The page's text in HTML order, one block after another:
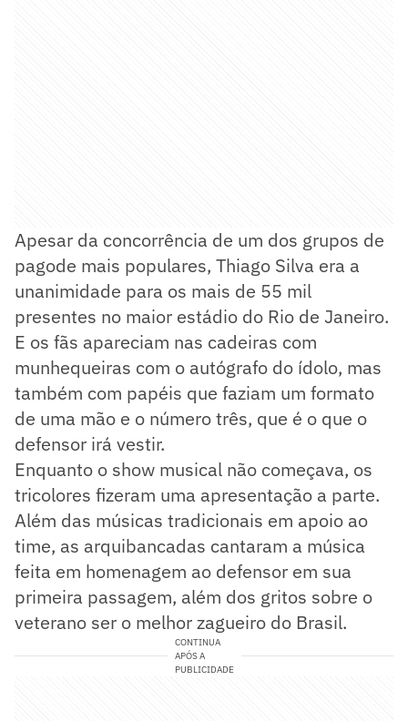
Apesar da concorrência de um dos grupos de
pagode mais populares, Thiago Silva era a
unanimidade para os mais de 55 mil
presentes no maior estádio do Rio de Janeiro.
E os fãs apareciam nas cadeiras com
munhequeiras com o autógrafo do ídolo, mas
também com papéis que faziam um formato
de uma mão e o número três, que é o que o
defensor irá vestir.
Enquanto o show musical não começava, os
tricolores fizeram uma apresentação a parte.
Além das músicas tradicionais em apoio ao
time, as arquibancadas cantaram a música
feita em homenagem ao defensor em sua
primeira passagem, além dos gritos sobre o
veterano ser o melhor zagueiro do Brasil.
CONTINUA
APÓS A
PUBLICIDADE